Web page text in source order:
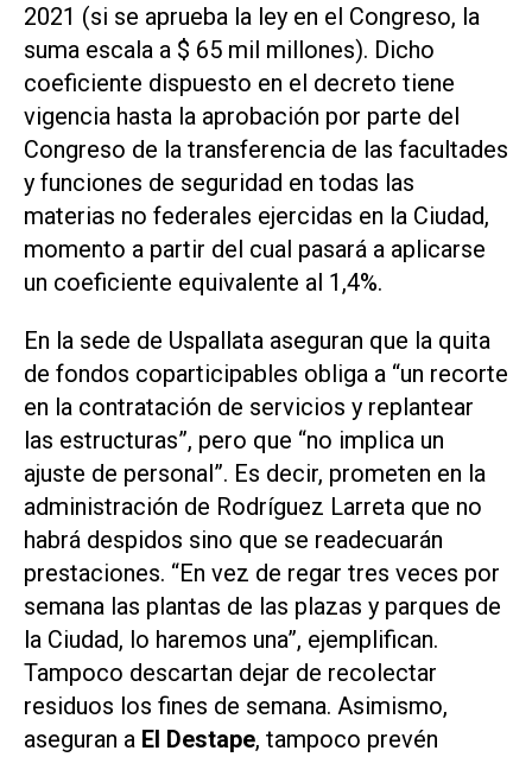
2021 (si se aprueba la ley en el Congreso, la
suma escala a $ 65 mil millones). Dicho
coeficiente dispuesto en el decreto tiene
vigencia hasta la aprobación por parte del
Congreso de la transferencia de las facultades
y funciones de seguridad en todas las
materias no federales ejercidas en la Ciudad,
momento a partir del cual pasará a aplicarse
un coeficiente equivalente al 1,4%.
En la sede de Uspallata aseguran que la quita
de fondos coparticipables obliga a “un recorte
en la contratación de servicios y replantear
las estructuras”, pero que “no implica un
ajuste de personal”. Es decir, prometen en la
administración de Rodríguez Larreta que no
habrá despidos sino que se readecuarán
prestaciones. “En vez de regar tres veces por
semana las plantas de las plazas y parques de
la Ciudad, lo haremos una”, ejemplifican.
Tampoco descartan dejar de recolectar
residuos los fines de semana. Asimismo,
aseguran a El Destape, tampoco prevén